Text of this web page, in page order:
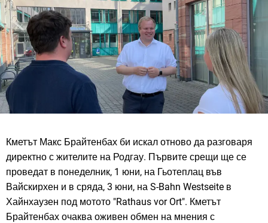
Кметът Макс Брайтенбах би искал отново да разговаря
директно с жителите на Родгау. Първите срещи ще се
проведат в понеделник, 1 юни, на Гьотеплац във
Вайскирхен и в сряда, 3 юни, на S-Bahn Westseite в
Хайнхаузен под мотото "Rathaus vor Ort". Кметът
Брайтенбах очаква оживен обмен на мнения с